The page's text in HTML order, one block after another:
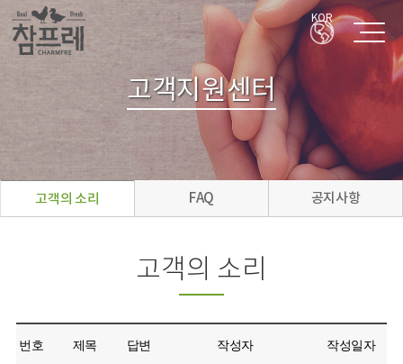
KOR
고객지원센터
고객의 소리 FAQ 공지사항
고객의 소리
번호 제목 답변 작성자 작성일자